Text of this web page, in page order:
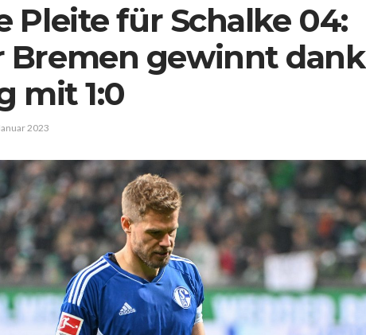
Pleite für Schalke 04:
Bremen gewinnt dank
mit 1:0
2023